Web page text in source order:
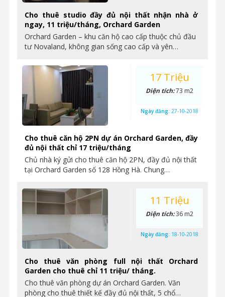
Cho thuê studio đầy đủ nội thất nhận nhà ở
ngay, 11 triệu/tháng, Orchard Garden
Orchard Garden – khu căn hộ cao cấp thuộc chủ đầu
tư Novaland, không gian sống cao cấp và yên…
Cho thuê căn hộ 2PN dự án Orchard Garden, đầy
đủ nội thất chỉ 17 triệu/tháng
Chủ nhà ký gửi cho thuê căn hộ 2PN, đầy đủ nội thất
tại Orchard Garden số 128 Hồng Hà. Chung…
17 Triệu
Diện tích:73 m2
Ngày đăng: 27-10-2018
Cho thuê văn phòng full nội thất Orchard
Garden cho thuê chỉ 11 triệu/ tháng.
Cho thuê văn phòng dự án Orchard Garden. Văn
phòng cho thuê thiết kế đầy đủ nội thất, 5 chổ…
11 Triệu
Diện tích:36 m2
Ngày đăng: 18-10-2018